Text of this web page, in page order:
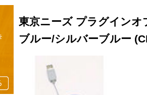
東京ニーズ プラグイン
ブルー/シルバーブルー